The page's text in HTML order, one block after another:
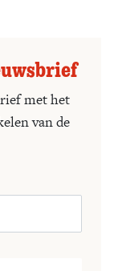
met het
van de